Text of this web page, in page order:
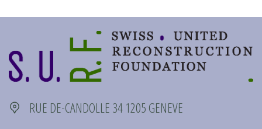
RUE DE-CANDOLLE 34 1205 GENEVE